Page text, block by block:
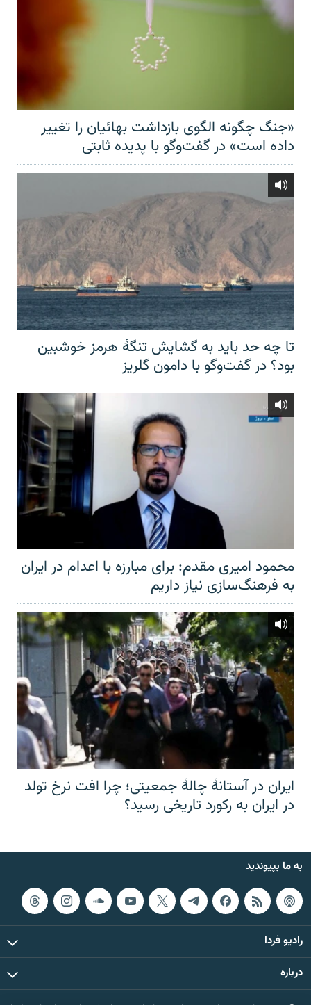
«جنگ چگونه الگوی بازداشت بهائیان را تغییر
داده است» در گفت‌وگو با پدیده ثابتی
تا چه حد باید به گشایش تنگهٔ هرمز خوشبین
بود؟ در گفت‌وگو با دامون گلریز
محمود امیری مقدم: برای مبارزه با اعدام در ایران
به فرهنگ‌سازی نیاز داریم
ایران در آستانهٔ چالهٔ جمعیتی؛ چرا افت نرخ تولد
در ایران به رکورد تاریخی رسید؟
به ما بپیوندید
رادیو فردا
درباره